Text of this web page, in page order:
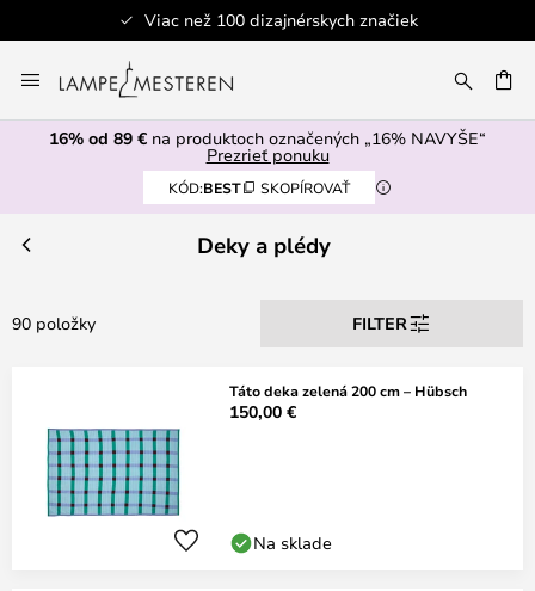
Viac než 100 dizajnérskych značiek
to
Content
16% od 89 € na produktoch označených „16% NAVYŠE“
Prezrieť ponuku
KÓD:BEST SKOPÍROVAŤ
Deky a plédy
90 položky FILTER
Táto deka zelená 200 cm – Hübsch
150,00 €
Na sklade